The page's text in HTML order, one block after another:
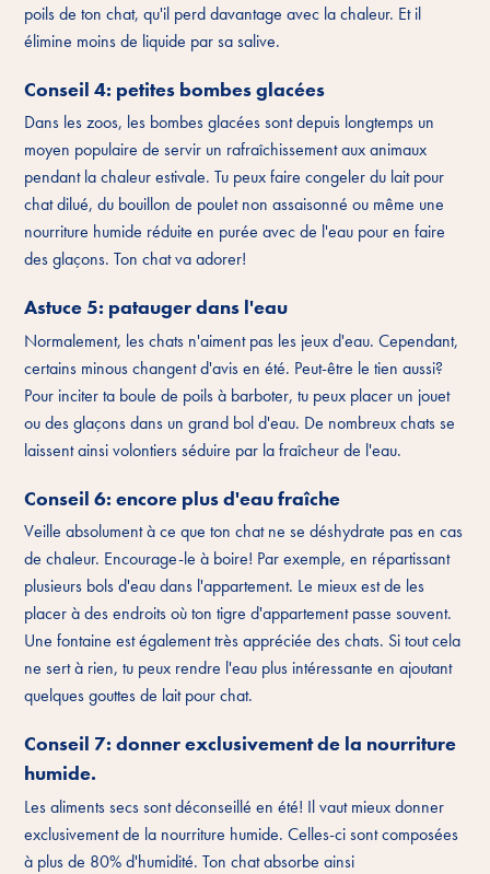
poils de ton chat, qu'il perd davantage avec la chaleur. Et il
élimine moins de liquide par sa salive.
Conseil 4: petites bombes glacées
Dans les zoos, les bombes glacées sont depuis longtemps un
moyen populaire de servir un rafraîchissement aux animaux
pendant la chaleur estivale. Tu peux faire congeler du lait pour
chat dilué, du bouillon de poulet non assaisonné ou même une
nourriture humide réduite en purée avec de l'eau pour en faire
des glaçons. Ton chat va adorer!
Astuce 5: patauger dans l'eau
Normalement, les chats n'aiment pas les jeux d'eau. Cependant,
certains minous changent d'avis en été. Peut-être le tien aussi?
Pour inciter ta boule de poils à barboter, tu peux placer un jouet
ou des glaçons dans un grand bol d'eau. De nombreux chats se
laissent ainsi volontiers séduire par la fraîcheur de l'eau.
Conseil 6: encore plus d'eau fraîche
Veille absolument à ce que ton chat ne se déshydrate pas en cas
de chaleur. Encourage-le à boire! Par exemple, en répartissant
plusieurs bols d'eau dans l'appartement. Le mieux est de les
placer à des endroits où ton tigre d'appartement passe souvent.
Une fontaine est également très appréciée des chats. Si tout cela
ne sert à rien, tu peux rendre l'eau plus intéressante en ajoutant
quelques gouttes de lait pour chat.
Conseil 7: donner exclusivement de la nourriture
humide.
Les aliments secs sont déconseillé en été! Il vaut mieux donner
exclusivement de la nourriture humide. Celles-ci sont composées
à plus de 80% d'humidité. Ton chat absorbe ainsi